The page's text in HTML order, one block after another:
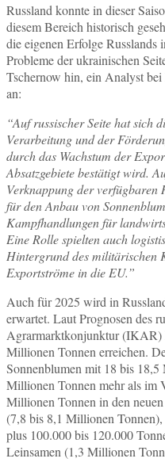
Russland konnte in dieser
diesem Bereich historisch
die eigenen Erfolge Russlands
Probleme der ukrainischen
Tschernow hin, ein Analyst
an:
“Auf russischer Seite hat sich
Verarbeitung und der
durch das Wachstum der
Absatzgebiete bestätigt wird.
Verknappung der verfügbaren
für den Anbau von
Kampfhandlungen für
Eine Rolle spielten auch
Hintergrund des militärischen
Exportströme in die EU.”
Auch für 2025 wird in
erwartet. Laut Prognosen des
Agrarmarktkonjunktur (IKAR)
Millionen Tonnen erreichen.
Sonnenblumen mit 18 bis
Millionen Tonnen mehr als im
Millionen Tonnen in den
(7,8 bis 8,1 Millionen
plus 100.000 bis 120.000
Leinsamen (1,3 Millionen